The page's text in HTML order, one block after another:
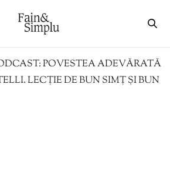
POVESTEA ADEVĂRATĂ
LECȚIE DE BUN SIMȚ ȘI BUN